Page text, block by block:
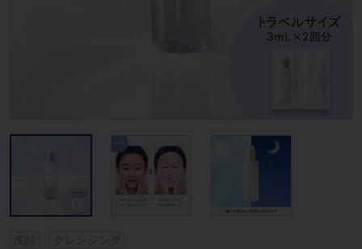
クレンジング